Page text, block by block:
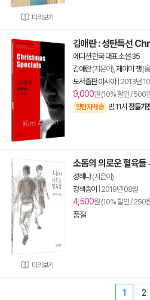
미리보기
김애란 : 성탄특선
에디션 한국 대표 소설 35
김애란(지은이), 제이미 챙(
도서출판 아시아| 2013년
9,000원 (10% 할인 / 500
양탄자배송 밤 11시 잠들기
미리보기
소돔의 의로운 혈육들 -
성해나(지은이)
청색종이
2019년 08월
4,500원 (10% 할인 / 250
품절
1 2